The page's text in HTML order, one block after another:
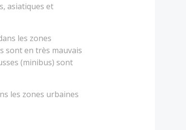
asiatiques et
les zones
sont en très mauvais
(minibus) sont
les zones urbaines